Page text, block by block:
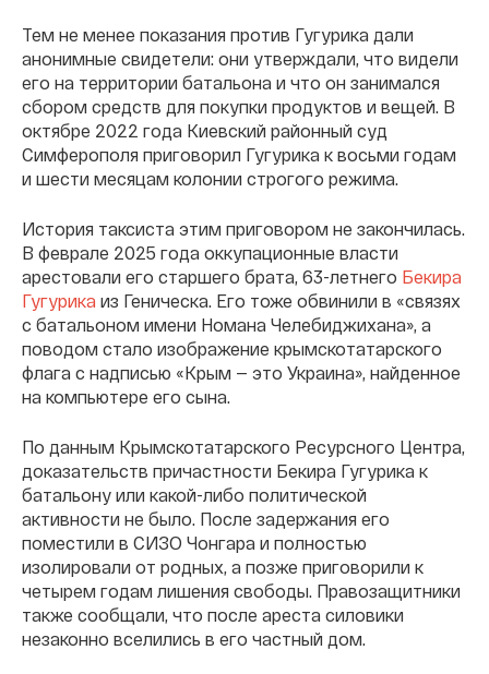
Тем не менее показания против Гугурика дали
анонимные свидетели: они утверждали, что видели
его на территории батальона и что он занимался
сбором средств для покупки продуктов и вещей. В
октябре 2022 года Киевский районный суд
Симферополя приговорил Гугурика к восьми годам
и шести месяцам колонии строгого режима.
История таксиста этим приговором не закончилась.
В феврале 2025 года оккупационные власти
арестовали его старшего брата, 63-летнего Бекира
Гугурика из Геническа. Его тоже обвинили в «связях
с батальоном имени Номана Челебиджихана», а
поводом стало изображение крымскотатарского
флага с надписью «Крым — это Украина», найденное
на компьютере его сына.
По данным Крымскотатарского Ресурсного Центра,
доказательств причастности Бекира Гугурика к
батальону или какой-либо политической
активности не было. После задержания его
поместили в СИЗО Чонгара и полностью
изолировали от родных, а позже приговорили к
четырем годам лишения свободы. Правозащитники
также сообщали, что после ареста силовики
незаконно вселились в его частный дом.